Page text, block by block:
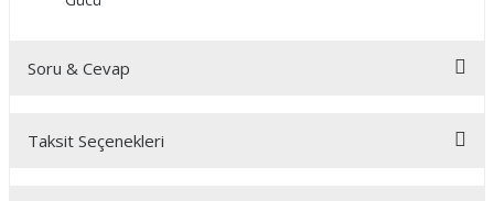
Soru & Cevap
Taksit Seçenekleri